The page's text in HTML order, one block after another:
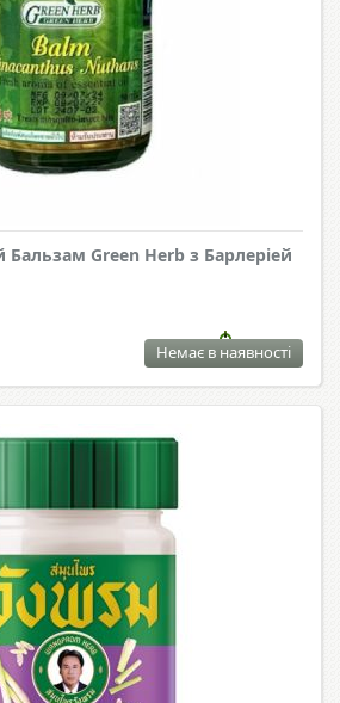
Green Herb з Барлеріей
Немає в наявності